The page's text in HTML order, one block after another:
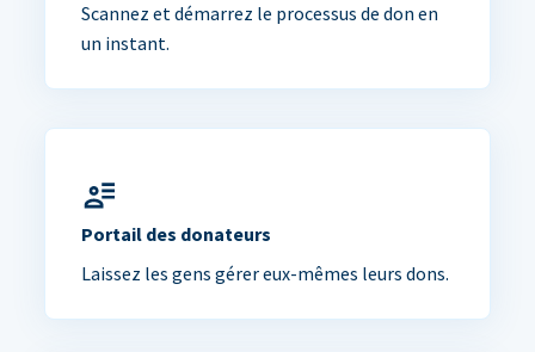
Scannez et démarrez le processus de don en
un instant.
Portail des donateurs
Laissez les gens gérer eux-mêmes leurs dons.